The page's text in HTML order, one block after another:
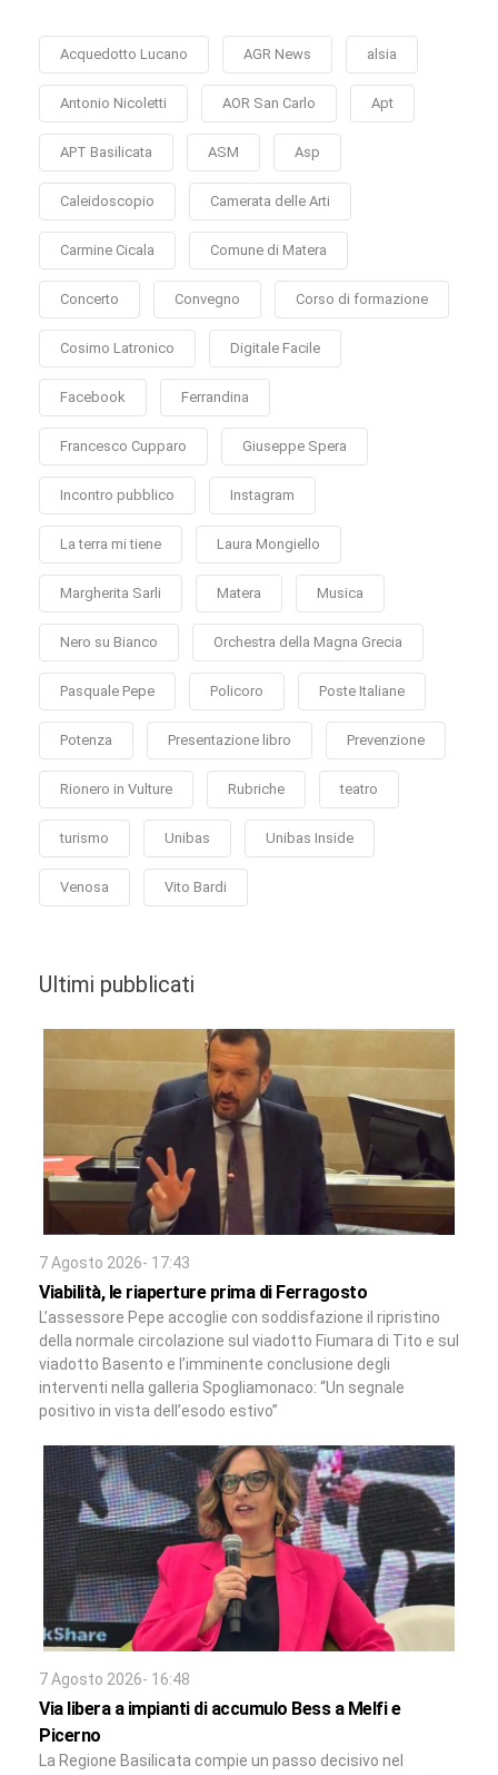
Acquedotto Lucano AGR News alsia
Antonio Nicoletti AOR San Carlo Apt
APT Basilicata ASM Asp
Caleidoscopio Camerata delle Arti
Carmine Cicala Comune di Matera
Concerto Convegno Corso di formazione
Cosimo Latronico Digitale Facile
Facebook Ferrandina
Francesco Cupparo Giuseppe Spera
Incontro pubblico Instagram
La terra mi tiene Laura Mongiello
Margherita Sarli Matera Musica
Nero su Bianco Orchestra della Magna Grecia
Pasquale Pepe Policoro Poste Italiane
Potenza Presentazione libro Prevenzione
Rionero in Vulture Rubriche teatro
turismo Unibas Unibas Inside
Venosa Vito Bardi
Ultimi pubblicati
7 Agosto 2026- 17:43
Viabilità, le riaperture prima di Ferragosto
L’assessore Pepe accoglie con soddisfazione il ripristino
della normale circolazione sul viadotto Fiumara di Tito e sul
viadotto Basento e l’imminente conclusione degli
interventi nella galleria Spogliamonaco: “Un segnale
positivo in vista dell’esodo estivo”
7 Agosto 2026- 16:48
Via libera a impianti di accumulo Bess a Melfi e
Picerno
La Regione Basilicata compie un passo decisivo nel